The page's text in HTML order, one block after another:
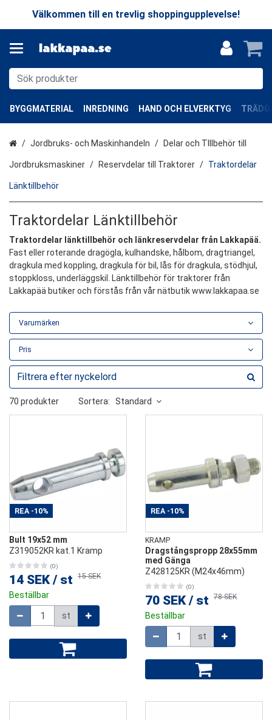
Välkommen till en trevlig shoppingupplevelse!
BYGGMATERIAL INREDNING HAND OCH ELVERKTYG
HemJordbruks- och Maskinhandeln Delar och TIllbehör till
Jordbruksmaskiner Reservdelar till Traktorer Traktordelar
Länktillbehör
Traktordelar Länktillbehör
Traktordelar länktillbehör och länkreservdelar från Lakkapää.
Fast eller roterande dragögla, kulhandske, hålbom, dragtriangel,
dragkula med koppling, dragkula för bil, lås för dragkula, stödhjul,
stoppkloss, underläggskil. Länktillbehör för traktorer från
Lakkapää butiker och förstås från vår nätbutik www.lakkapaa.se
REA -10%
Bult 19x52 mm
Z319052KR kat.1 Kramp
(0)
14 SEK / st 15 SEK
Beställbar
st
REA -10%
KRAMP
Dragstångspropp 28x55mm
med Gänga
Z428125KR (M24x46mm)
(0)
70 SEK / st 78 SEK
Beställbar
st
Varumärken
Pris
70 produkter Sortera: Standard